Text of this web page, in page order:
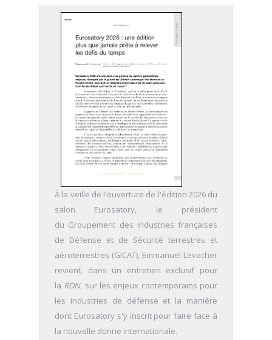
À la veille de l'ouverture de l'édition 2026 du
salon Eurosatory, le président
du Groupement des industries françaises
de Défense et de Sécurité terrestres et
aéroterrestres (GICAT), Emmanuel Levacher
revient, dans un entretien exclusif pour
la RDN, sur les enjeux contemporains pour
les industries de défense et la manière
dont Eurosatory s'y inscrit pour faire face à
la nouvelle donne internationale.